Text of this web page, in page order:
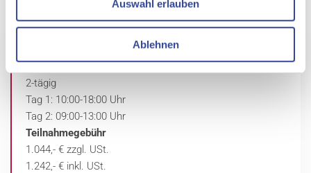
Auswahl erlauben
Ablehnen
Dauer
2-tägig
Tag 1: 10:00-18:00 Uhr
Tag 2: 09:00-13:00 Uhr
Teilnahmegebühr
1.044,- € zzgl. USt.
1.242,- € inkl. USt.